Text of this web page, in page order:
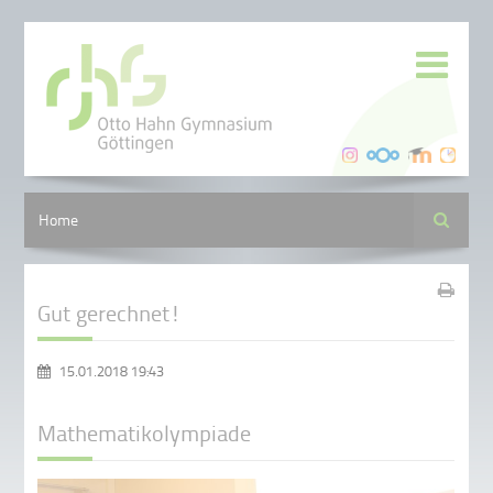
Home Suche
Gut gerechnet!
15.01.2018 19:43
Mathematikolympiade